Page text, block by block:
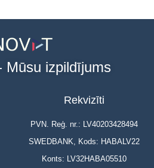
Mūsu izpildījums
Rekvizīti
PVN. Reģ. nr.: LV40203428494
SWEDBANK, Kods: HABALV22
Konts: LV32HABA05510